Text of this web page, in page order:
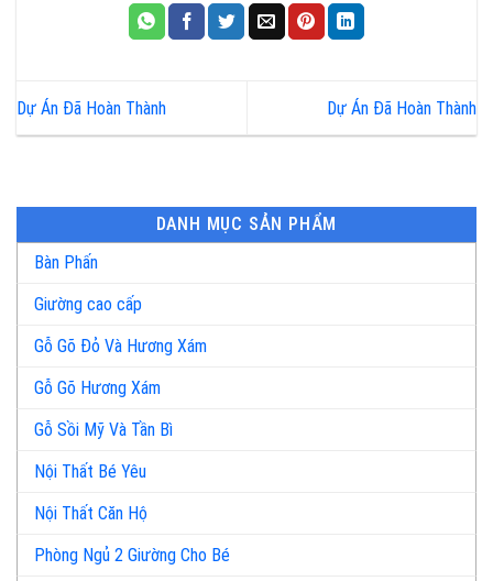
Dự Án Đã Hoàn Thành Dự Án Đã Hoàn Thành
DANH MỤC SẢN PHẨM
Bàn Phấn
Giường cao cấp
Gỗ Gõ Đỏ Và Hương Xám
Gỗ Gõ Hương Xám
Gỗ Sồi Mỹ Và Tần Bì
Nội Thất Bé Yêu
Nội Thất Căn Hộ
Phòng Ngủ 2 Giường Cho Bé